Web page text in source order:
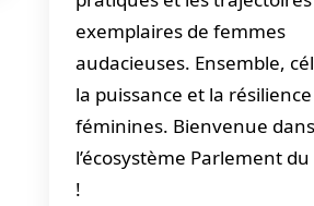
exemplaires de femmes
audacieuses. Ensemble,
la puissance et la résilience
féminines. Bienvenue dans
l’écosystème Parlement
!